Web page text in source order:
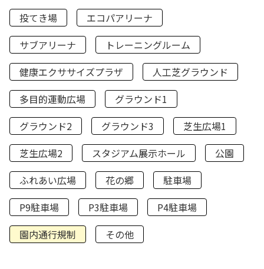
投てき場
エコパアリーナ
サブアリーナ
トレーニングルーム
健康エクササイズプラザ
人工芝グラウンド
多目的運動広場
グラウンド1
グラウンド2
グラウンド3
芝生広場1
芝生広場2
スタジアム展示ホール
公園
ふれあい広場
花の郷
駐車場
P9駐車場
P3駐車場
P4駐車場
園内通行規制
その他